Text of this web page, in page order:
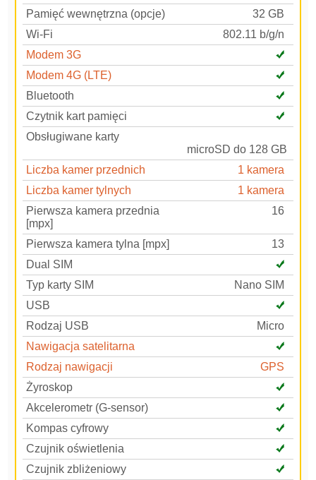
Pamięć wewnętrzna (opcje)
32 GB
Wi-Fi
802.11 b/g/n
Modem 3G
Modem 4G (LTE)
Bluetooth
Czytnik kart pamięci
Obsługiwane karty
microSD do 128 GB
Liczba kamer przednich
1 kamera
Liczba kamer tylnych
1 kamera
Pierwsza kamera przednia
[mpx]
16
Pierwsza kamera tylna [mpx]
13
Dual SIM
Typ karty SIM
Nano SIM
USB
Rodzaj USB
Micro
Nawigacja satelitarna
Rodzaj nawigacji
GPS
Żyroskop
Akcelerometr (G-sensor)
Kompas cyfrowy
Czujnik oświetlenia
Czujnik zbliżeniowy